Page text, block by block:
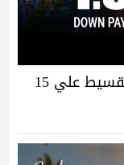
عرض لفترة محدودة مقدم 1.5% و تقسيط علي 15